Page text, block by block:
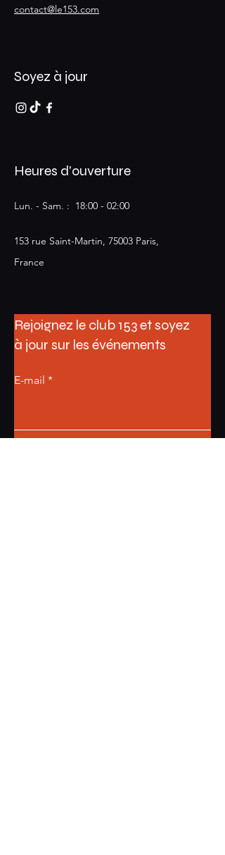
contact@le153.com
Soyez à jour
Heures d'ouverture
Lun. - Sam. : 18:00 - 02:00​​
153 rue Saint-Martin, 75003 Paris,
France
Rejoignez le club 153 et soyez
à jour sur les événements
E-mail